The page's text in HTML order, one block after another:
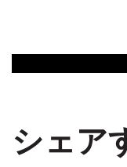
シェア